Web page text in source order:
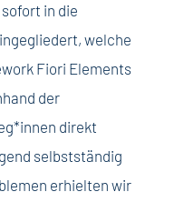
in die
welche
Fiori Elements
der
direkt
selbstständig
erhielten wir